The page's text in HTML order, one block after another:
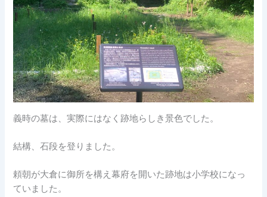
義時の墓は、実際にはなく跡地らしき景色でした。
結構、石段を登りました。
頼朝が大倉に御所を構え幕府を開いた跡地は小学校になっ
ていました。